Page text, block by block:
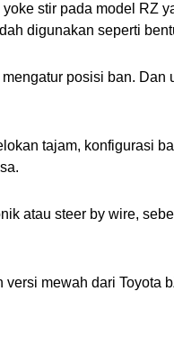
stir pada model RZ
digunakan seperti
posisi ban.
tajam, konfigurasi
atau steer by wire,
mewah dari Toyota